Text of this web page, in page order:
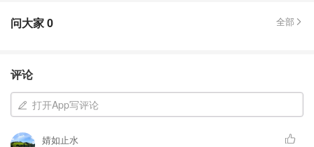
👆👇 2張網圖來自adaymag.com
问大家0 全部
评论
打开App写评论
婧如止水